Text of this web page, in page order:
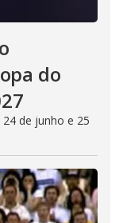
do
de junho e 25